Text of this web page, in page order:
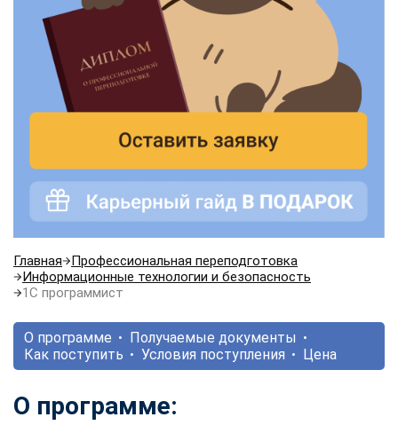
Главная
Профессиональная переподготовка
Информационные технологии и безопасность
1С программист
О программе
Получаемые документы
Как поступить
Условия поступления Цена
О программе: